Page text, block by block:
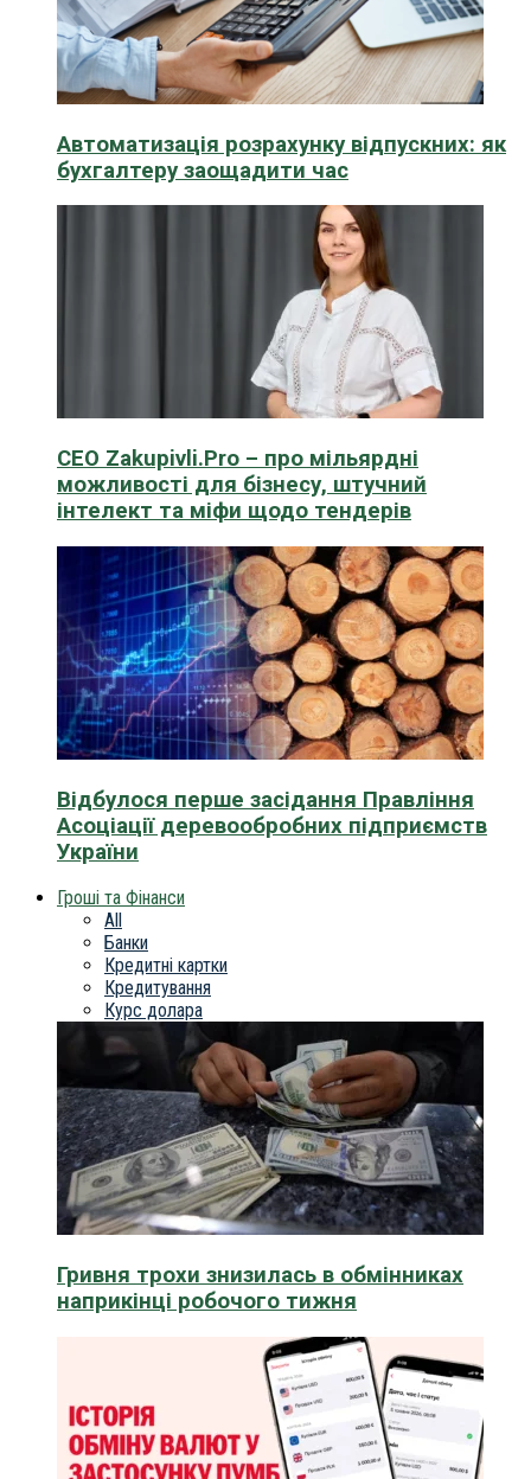
Автоматизація розрахунку відпускних: як
бухгалтеру заощадити час
CEO Zakupivli.Pro – про мільярдні
можливості для бізнесу, штучний
інтелект та міфи щодо тендерів
Відбулося перше засідання Правління
Асоціації деревообробних підприємств
України
Гроші та Фінанси
All
Банки
Кредитні картки
Кредитування
Курс долара
Гривня трохи знизилась в обмінниках
наприкінці робочого тижня